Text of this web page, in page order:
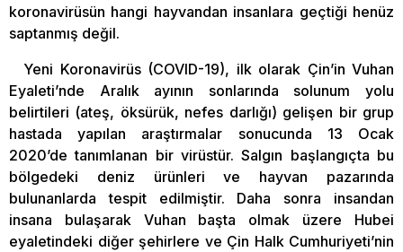
koronavirüsün hangi hayvandan insanlara geçtiği henüz
saptanmış değil.
Yeni Koronavirüs (COVID-19), ilk olarak Çin’in Vuhan
Eyaleti’nde Aralık ayının sonlarında solunum yolu
belirtileri (ateş, öksürük, nefes darlığı) gelişen bir grup
hastada yapılan araştırmalar sonucunda 13 Ocak
2020’de tanımlanan bir virüstür. Salgın başlangıçta bu
bölgedeki deniz ürünleri ve hayvan pazarında
bulunanlarda tespit edilmiştir. Daha sonra insandan
insana bulaşarak Vuhan başta olmak üzere Hubei
eyaletindeki diğer şehirlere ve Çin Halk Cumhuriyeti’nin